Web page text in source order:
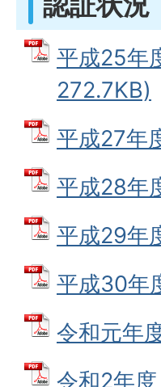
平成25年
272.7KB)
平成27年
平成28年
平成29年
平成30年
令和元年
令和2年